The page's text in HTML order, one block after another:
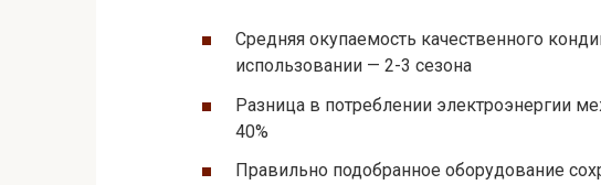
Средняя окупаемость качественного
использовании — 2-3 сезона
Разница в потреблении электроэнергии
40%
Правильно подобранное оборудование